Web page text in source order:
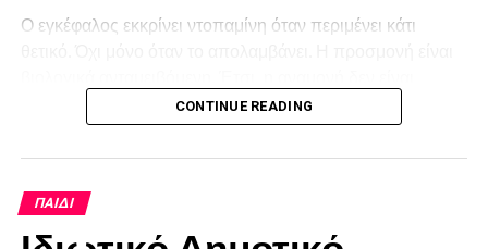
Ο εγκέφαλος εκκρίνει ντοπαμίνη όταν περιμένει κάτι
απλώς καθυστέρηση· γίνεται μέρος της εμπειρίας.
μετά. Εδώ ενεργοποιείται το φαινόμενο της δικαιολόγησης
της προσπάθειας. Αν επενδύσαμε χρόνο και ενέργεια, τότε
CONTINUE READING
ΠΑΙΔΊ